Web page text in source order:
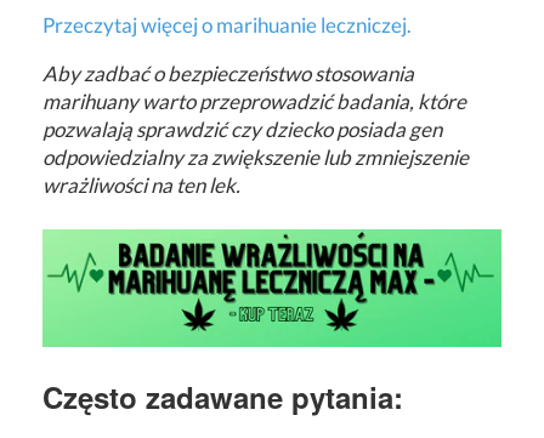
Przeczytaj więcej o marihuanie leczniczej.
Aby zadbać o bezpieczeństwo stosowania
marihuany warto przeprowadzić badania, które
pozwalają sprawdzić czy dziecko posiada gen
odpowiedzialny za zwiększenie lub zmniejszenie
wrażliwości na ten lek.
Często zadawane pytania: